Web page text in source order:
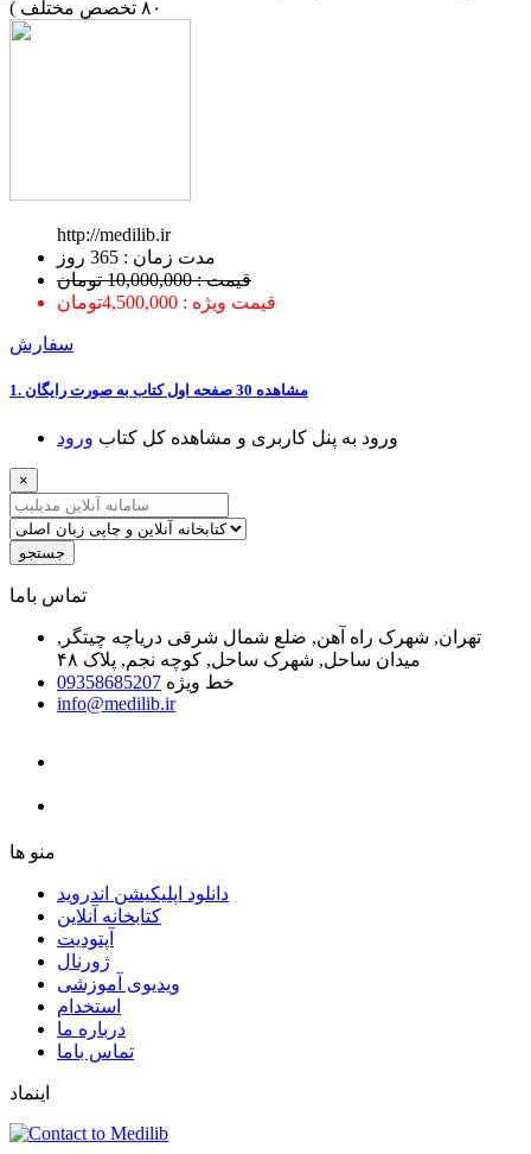
۸۰ تخصص مختلف )
http://medilib.ir
ﻣﺪﺕ ﺯﻣﺎﻥ : 365 ﺭﻭﺯ
قیمت : 10,000,000 تومان
قیمت ویژه : 4,500,000تومان
سفارش
1. ﻣﺸﺎﻫﺪﻩ 30 ﺻﻔﺤﻪ اﻭﻝ ﮐﺘﺎﺏ ﺑﻪ ﺻﻮﺭﺕ ﺭاﯾﮕﺎﻥ
ﻭﺭﻭﺩ ﺑﻪ ﭘﻨﻞ ﮐﺎﺭﺑﺮﯼ ﻭ ﻣﺸﺎﻫﺪﻩ ﮐﻞ ﮐﺘﺎﺏ ﻭﺭﻭﺩ
×
جستجو
ﺗﻤﺎﺱ ﺑﺎﻣﺎ
تهران, شهرک راه آهن, ضلع شمال شرقی دریاچه چیتگر,
میدان ساحل, شهرک ساحل, کوچه نجم, پلاک ۴۸
خط ویژه 09358685207
info@medilib.ir
ﻣﻨﻮ ﻫﺎ
دانلود اپلیکیشن اندروید
ﮐﺘﺎﺑﺨﺎﻧﻪ ﺁﻧﻼﯾﻦ
ﺁﭘﺘﻮﺩﯾﺖ
ﮊﻭﺭﻧﺎﻝ
ویدیوی آموزشی
استخدام
درباره ما
ﺗﻤﺎﺱ ﺑﺎﻣﺎ
اینماد